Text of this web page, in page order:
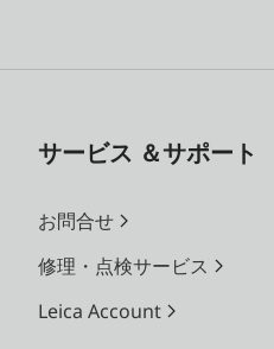
サービス ＆サポート
お問合せ
修理・点検サービス
Leica Account